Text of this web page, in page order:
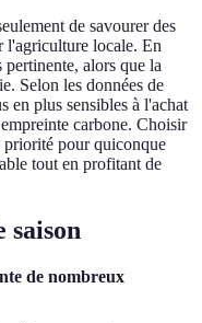
de savourer des
l'agriculture locale. En
alors que la
Selon les données de
en plus sensibles à l'achat
carbone. Choisir
priorité pour quiconque
tout en profitant de
saison
de nombreux